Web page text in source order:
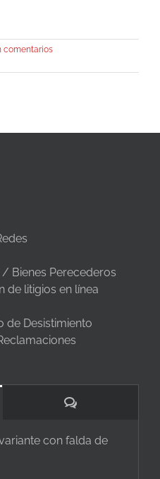
comentarios
Bienes Perecederos
de litigios en línea
de Desistimiento
Comentarios
con falda de